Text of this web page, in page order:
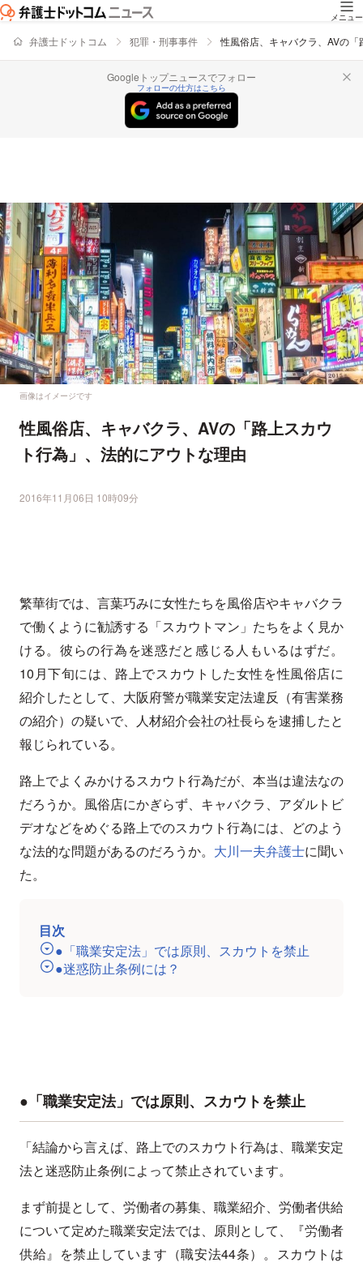
メニュー
弁護士ドットコム 犯罪・刑事事件 性風俗店、キャバクラ、AVの
Googleトップニュースでフォロー
フォローの仕方はこちら
画像はイメージです
性風俗店、キャバクラ、AVの「路上スカウ
ト行為」、法的にアウトな理由
2016年11月06日 10時09分
繁華街では、言葉巧みに女性たちを風俗店やキャバクラ
で働くように勧誘する「スカウトマン」たちをよく見か
ける。彼らの行為を迷惑だと感じる人もいるはずだ。
10月下旬には、路上でスカウトした女性を性風俗店に
紹介したとして、大阪府警が職業安定法違反（有害業務
の紹介）の疑いで、人材紹介会社の社長らを逮捕したと
報じられている。
路上でよくみかけるスカウト行為だが、本当は違法なの
だろうか。風俗店にかぎらず、キャバクラ、アダルトビ
デオなどをめぐる路上でのスカウト行為には、どのよう
な法的な問題があるのだろうか。 大川一夫弁護士に聞い
た。
目次
●「職業安定法」では原則、スカウトを禁止
●迷惑防止条例には？
●「職業安定法」では原則、スカウトを禁止
「結論から言えば、路上でのスカウト行為は、職業安定
法と迷惑防止条例によって禁止されています。
まず前提として、労働者の募集、職業紹介、労働者供給
について定めた職業安定法では、原則として、『労働者
供給』を禁止しています（職安法44条）。スカウトは